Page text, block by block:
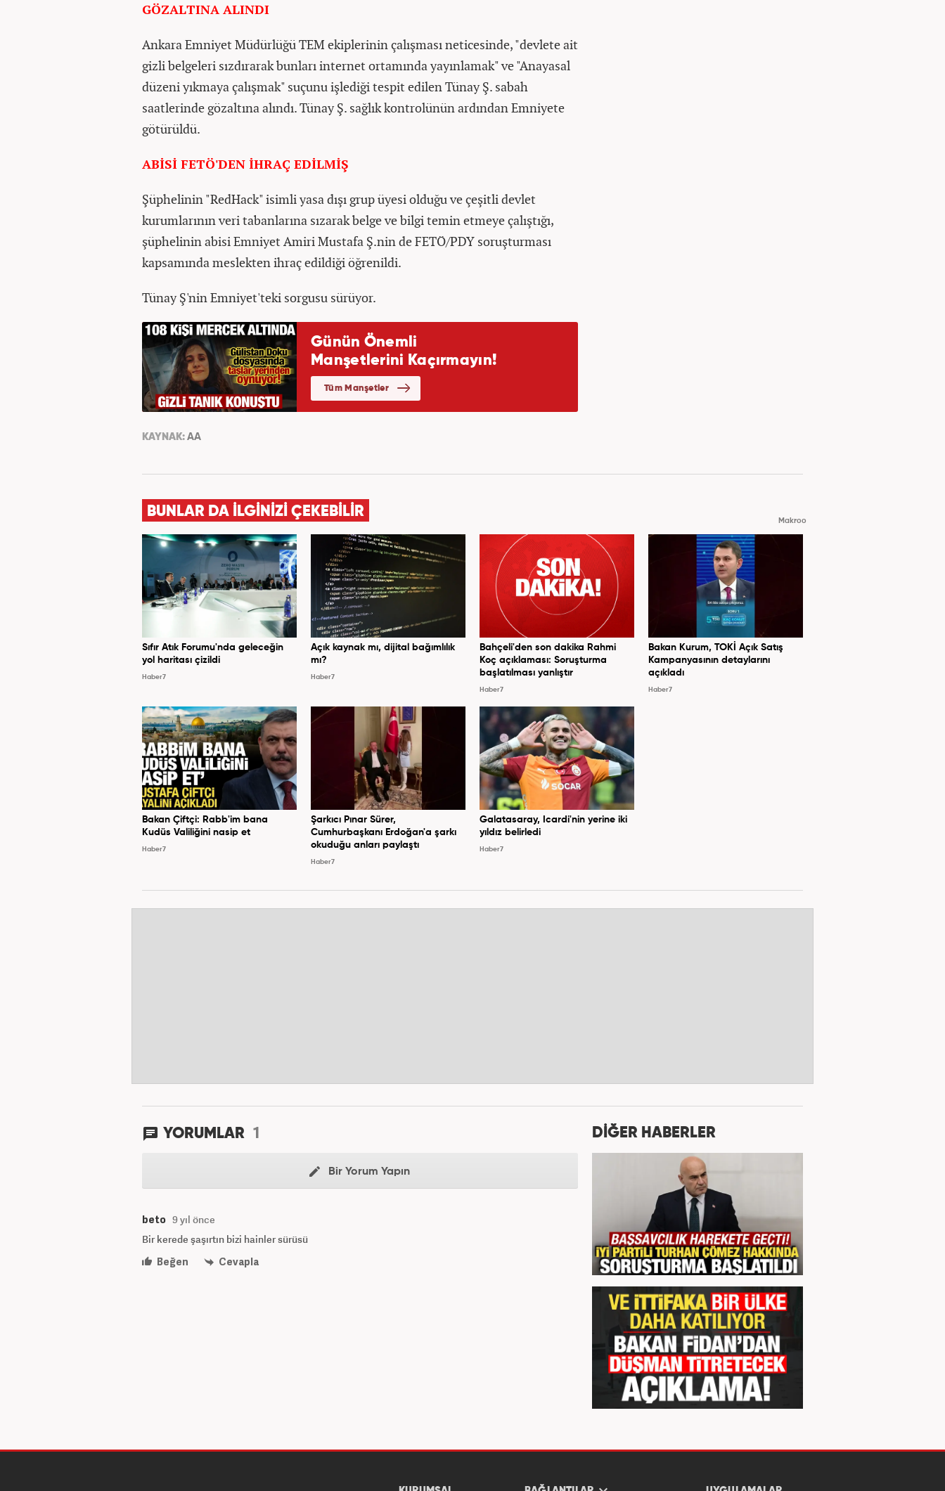
GÖZALTINA ALINDI
Ankara Emniyet Müdürlüğü TEM ekiplerinin çalışması neticesinde, "devlete ait
gizli belgeleri sızdırarak bunları internet ortamında yayınlamak" ve "Anayasal
düzeni yıkmaya çalışmak" suçunu işlediği tespit edilen Tünay Ş. sabah
saatlerinde gözaltına alındı. Tünay Ş. sağlık kontrolünün ardından Emniyete
götürüldü.
ABİSİ FETÖ'DEN İHRAÇ EDİLMİŞ
Şüphelinin "RedHack" isimli yasa dışı grup üyesi olduğu ve çeşitli devlet
kurumlarının veri tabanlarına sızarak belge ve bilgi temin etmeye çalıştığı,
şüphelinin abisi Emniyet Amiri Mustafa Ş.nin de FETÖ/PDY soruşturması
kapsamında meslekten ihraç edildiği öğrenildi.
Tünay Ş'nin Emniyet'teki sorgusu sürüyor.
KAYNAK: AA
BUNLAR DA İLGİNİZİ ÇEKEBİLİR
Makroo
Sıfır Atık Forumu'nda geleceğin
yol haritası çizildi
Haber7
Açık kaynak mı, dijital bağımlılık
mı?
Haber7
Bahçeli'den son dakika Rahmi
Koç açıklaması: Soruşturma
başlatılması yanlıştır
Haber7
Bakan Kurum, TOKİ Açık Satış
Kampanyasının detaylarını
açıkladı
Haber7
Bakan Çiftçi: Rabb'im bana
Kudüs Valiliğini nasip et
Haber7
Şarkıcı Pınar Sürer,
Cumhurbaşkanı Erdoğan'a şarkı
okuduğu anları paylaştı
Haber7
Galatasaray, Icardi'nin yerine iki
yıldız belirledi
Haber7
YORUMLAR 1
Bir Yorum Yapın
beto 9 yıl önce
Bir kerede şaşırtın bizi hainler sürüsü
Beğen
Cevapla
DİĞER HABERLER